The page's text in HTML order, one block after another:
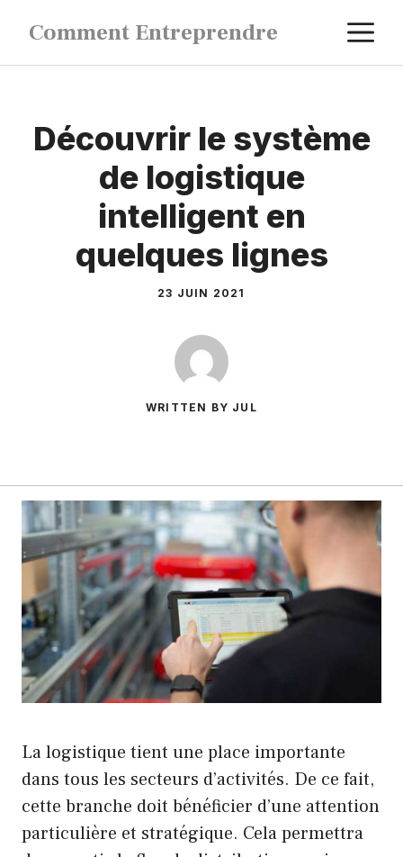
contenu
Comment Entreprendre
Découvrir le système
de logistique
intelligent en
quelques lignes
23 JUIN 2021
WRITTEN BY JUL
La logistique tient une place importante
dans tous les secteurs d’activités. De ce fait,
cette branche doit bénéficier d’une attention
particulière et stratégique. Cela permettra